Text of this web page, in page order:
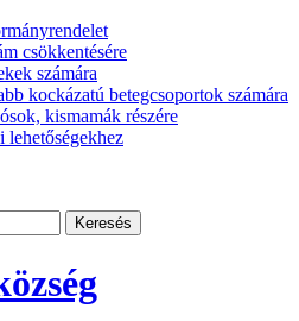
csökkentésére
számára
kockázatú betegcsoportok számára
kismamák részére
lehetőségekhez